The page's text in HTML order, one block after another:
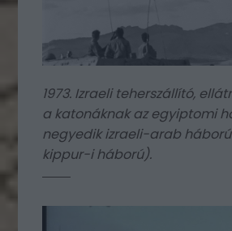
1973. Izraeli teherszállító,
a katonáknak az egyiptomi
negyedik izraeli-arab
kippur-i háború).